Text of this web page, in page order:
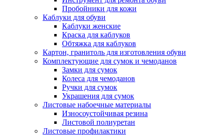
Пробойники для кожи
Каблуки для обуви
Каблуки женские
Краска для каблуков
Обтяжка для каблуков
Картон, гранитоль для изготовления обуви
Комплектующие для сумок и чемоданов
Замки для сумок
Колеса для чемоданов
Ручки для сумок
Украшения для сумок
Листовые набоечные материалы
Износоустойчивая резина
Листовой полиуретан
Листовые профилактики